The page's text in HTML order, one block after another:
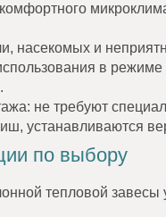
насекомых и
в режиме
не требуют
устанавливаются
по выбору
тепловой завесы